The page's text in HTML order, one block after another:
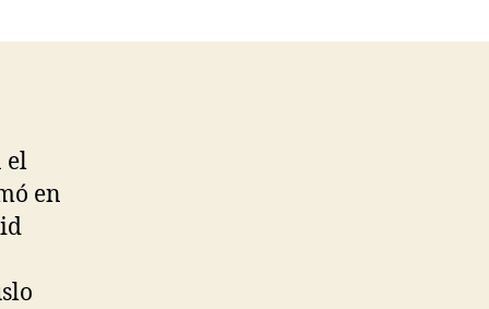
el
en